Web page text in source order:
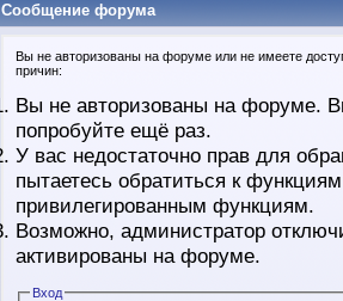
Сообщение форума
Вы не авторизованы на форуме или не имеете
причин:
Вы не авторизованы на форуме.
попробуйте ещё раз.
У вас недостаточно прав для
пытаетесь обратиться к
привилегированным функциям.
Возможно, администратор
активированы на форуме.
Вход